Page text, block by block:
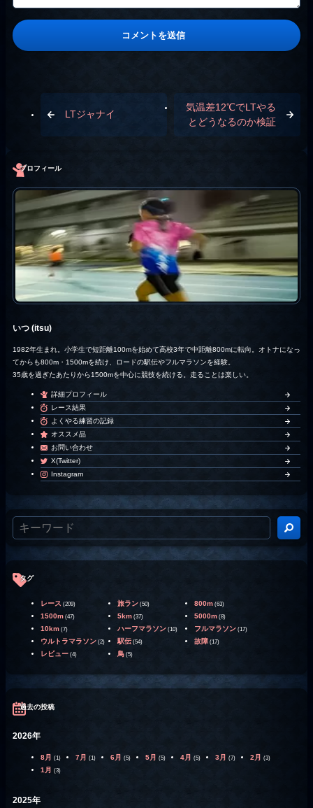
LTジャナイ
気温差12℃でLTやる
とどうなるのか検証
プロフィール
いつ (itsu)
1982年生まれ。小学生で短距離100mを始めて高校3年で中距離800mに転向。オトナになっ
てからも800m・1500mを続け、ロードの駅伝やフルマラソンを経験。
35歳を過ぎたあたりから1500mを中心に競技を続ける。走ることは楽しい。
詳細プロフィール
レース結果
よくやる練習の記録
オススメ品
お問い合わせ
X(Twitter)
Instagram
タグ
レース (209) 旅ラン (50) 800m (63)
1500m (47) 5km (37) 5000m (8)
10km (7) ハーフマラソン (10) フルマラソン (17)
ウルトラマラソン (2) 駅伝 (54) 故障 (17)
レビュー (4) 鳥 (5)
過去の投稿
2026年
8月 (1) 7月 (1) 6月 (5) 5月 (5) 4月 (5) 3月 (7) 2月 (3)
1月 (3)
2025年